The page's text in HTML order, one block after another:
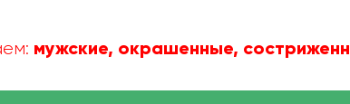
мужские, окрашенные,